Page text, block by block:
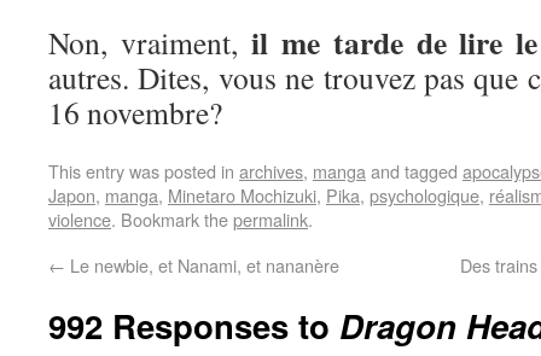
Non, vraiment, il me tarde de lire le
autres. Dites, vous ne trouvez pas que
16 novembre?
This entry was posted in archives, manga and tagged
Japon, manga, Minetaro Mochizuki, Pika, psychologique,
violence. Bookmark thepermalink.
← Le newbie, et Nanami, et nananère Des
992 Responses to Dragon